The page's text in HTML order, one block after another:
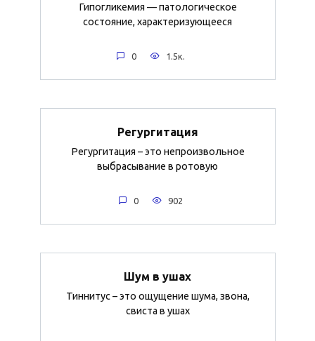
Гипогликемия — патологическое
состояние, характеризующееся
0 1.5к.
Регургитация
Регургитация – это непроизвольное
выбрасывание в ротовую
0 902
Шум в ушах
Тиннитус – это ощущение шума, звона,
свиста в ушах